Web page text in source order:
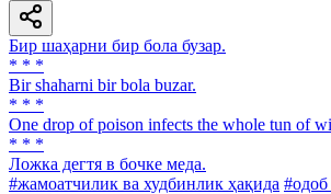
Бир шаҳарни бир бола бузар.
* * *
Bir shaharni bir bola buzar.
* * *
One drop of poison infects the whole tun of
* * *
Ложка дегтя в бочке меда.
#жамоатчилик ва худбинлик ҳақида #одоб